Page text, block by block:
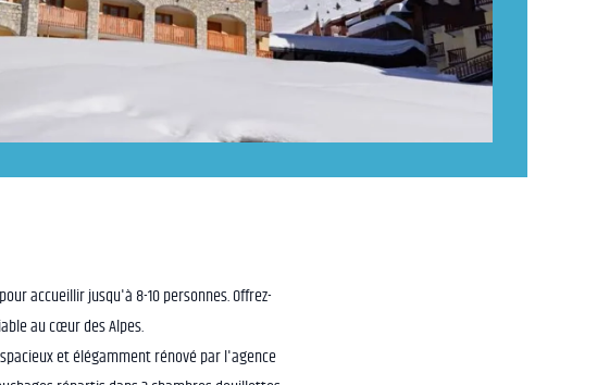
accueillir jusqu'à 8-10 personnes. Offrez-
au cœur des Alpes.
et élégamment rénové par l'agence